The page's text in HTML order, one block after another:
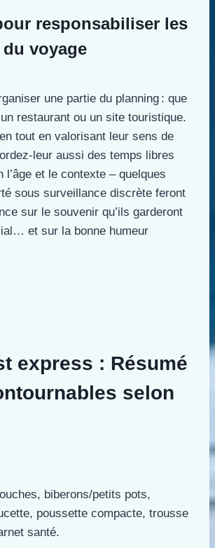
responsabiliser les
voyage
une partie du planning : que
restaurant ou un site touristique.
tout en valorisant leur sens de
leur aussi des temps libres
l’âge et le contexte – quelques
sous surveillance discrète feront
sur le souvenir qu’ils garderont
et sur la bonne humeur
express : Résumé
selon
biberons/petits pots,
poussette compacte, trousse
santé.